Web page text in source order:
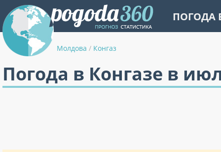
ПОГОДА
Молдова / Конгаз
Погода в Конгазе в